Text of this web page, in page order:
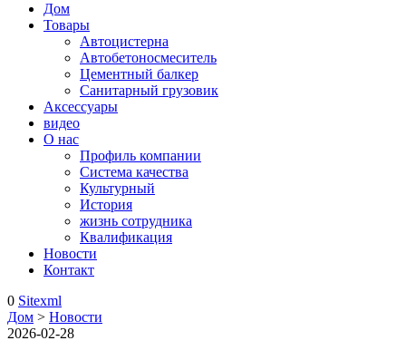
Дом
Товары
Автоцистерна
Автобетоносмеситель
Цементный балкер
Санитарный грузовик
Аксессуары
видео
О нас
Профиль компании
Система качества
Культурный
История
жизнь сотрудника
Квалификация
Новости
Контакт
0 Sitexml
Дом > Новости
2026-02-28